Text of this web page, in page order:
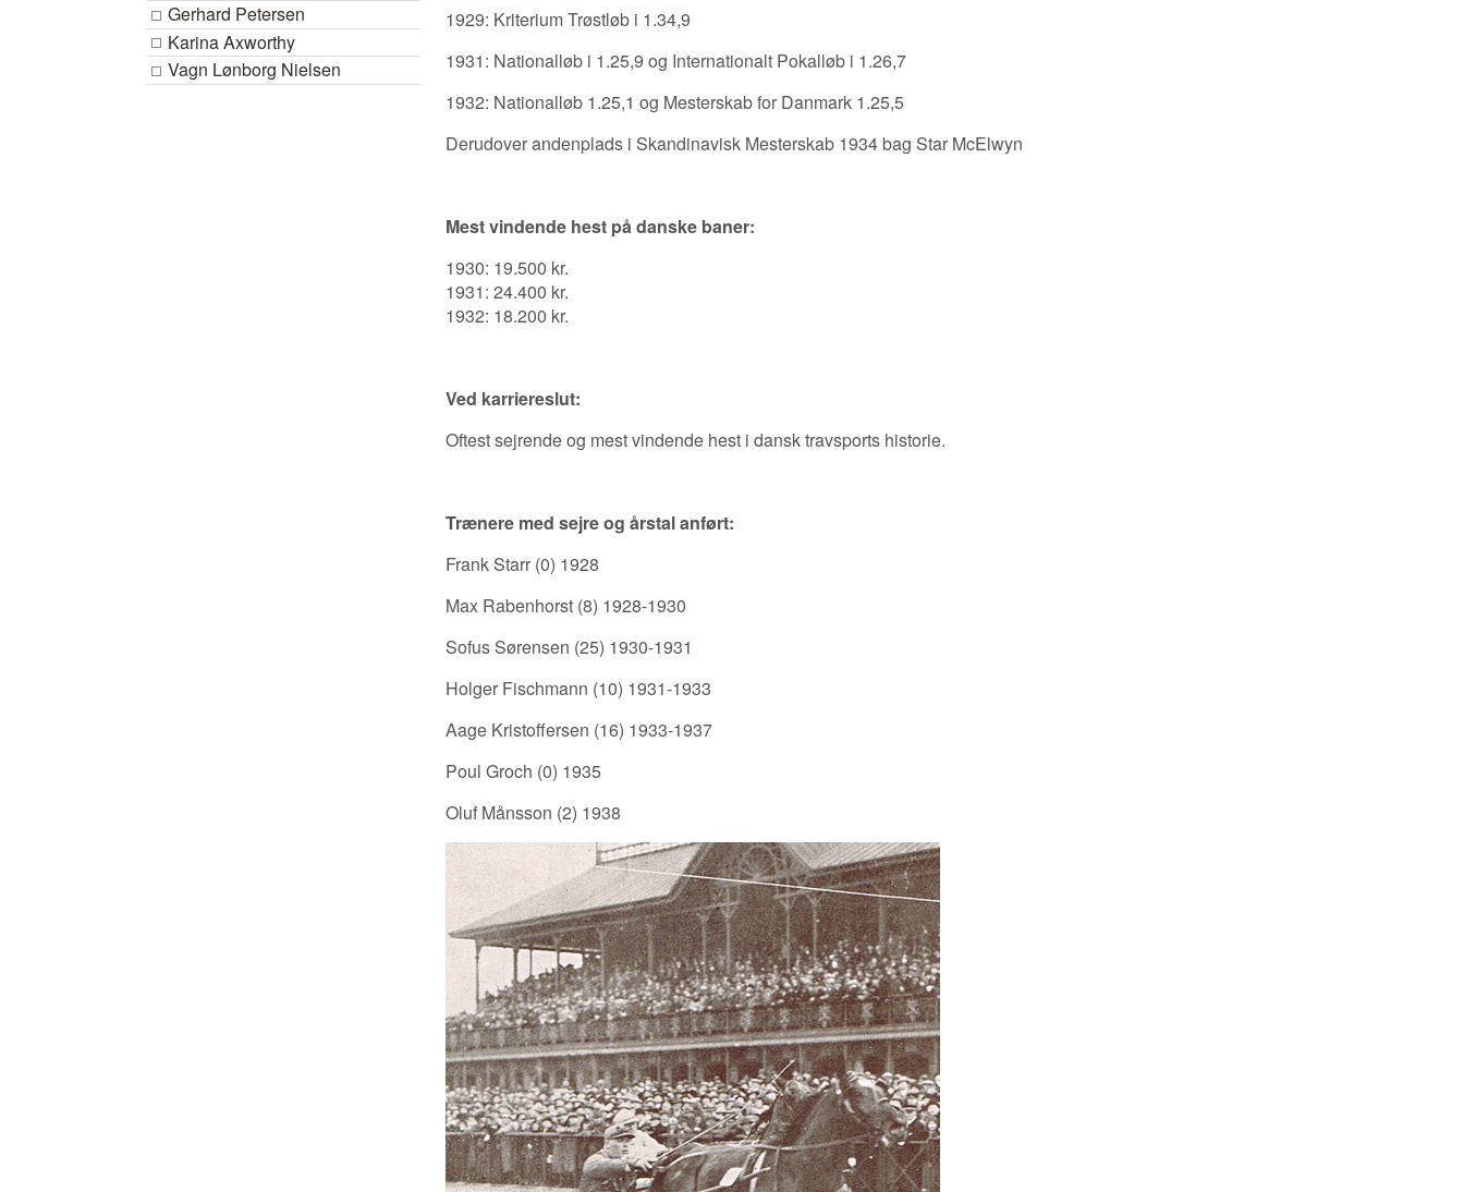
Gerhard Petersen
Karina Axworthy
Vagn Lønborg Nielsen
1929: Kriterium Trøstløb i 1.34,9
1931: Nationalløb i 1.25,9 og Internationalt Pokalløb i 1.26,7
1932: Nationalløb 1.25,1 og Mesterskab for Danmark 1.25,5
Derudover andenplads i Skandinavisk Mesterskab 1934 bag Star McElwyn
Mest vindende hest på danske baner:
1930: 19.500 kr.
1931: 24.400 kr.
1932: 18.200 kr.
Ved karriereslut:
Oftest sejrende og mest vindende hest i dansk travsports historie.
Trænere med sejre og årstal anført:
Frank Starr (0) 1928
Max Rabenhorst (8) 1928-1930
Sofus Sørensen (25) 1930-1931
Holger Fischmann (10) 1931-1933
Aage Kristoffersen (16) 1933-1937
Poul Groch (0) 1935
Oluf Månsson (2) 1938